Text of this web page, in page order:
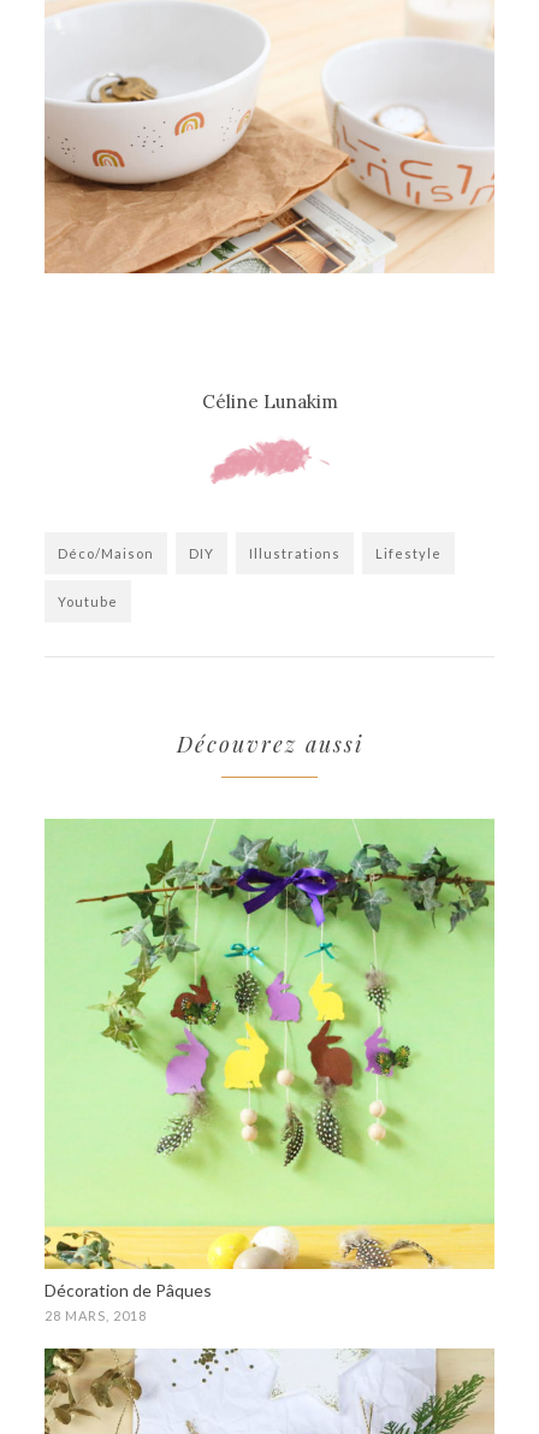
Céline Lunakim
Déco/Maison DIY Illustrations Lifestyle
Youtube
Découvrez aussi
Décoration de Pâques
28 MARS, 2018